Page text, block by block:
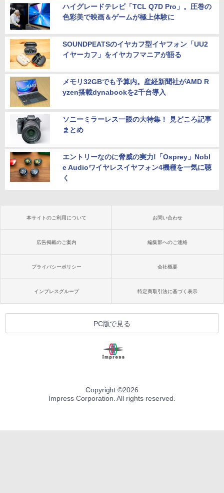
ハイグレードテレビ「TCL Q7D Pro」。圧巻の
色彩美で映画＆ゲームが極上体験に
SOUNDPEATSのイヤカフ型イヤフォン「UU2
イヤーカフ」をイヤカフマニアが語る
メモリ32GBでも予算内。産経新聞社がAMD R
yzen搭載dynabookを2千台導入
ソニーミラーレス一眼の大特集！ 見どころ記事
まとめ
エントリーなのに脅威の実力!「Osprey」Nobl
e Audioワイヤレスイヤフォン4機種を一気に聴
く
本サイトのご利用について お問い合わせ
広告掲載のご案内 編集部へのご連絡
プライバシーポリシー 会社概要
インプレスグループ 特定商取引法に基づく表示
PC版で見る
Copyright ©2026
Impress Corporation. All rights reserved.